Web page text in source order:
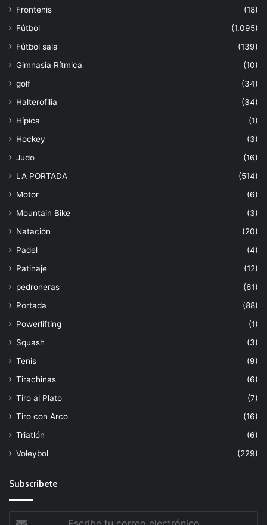
Frontenis
(18)
Fútbol
(1.095)
Fútbol sala
(139)
Gimnasia Rítmica
(10)
golf
(34)
Halterofilia
(34)
Hípica
(1)
Hockey
(3)
Judo
(16)
LA PORTADA
(514)
Motor
(6)
Mountain Bike
(3)
Natación
(20)
Padel
(4)
Patinaje
(12)
pedroneras
(61)
Portada
(88)
Powerlifting
(1)
Squash
(3)
Tenis
(9)
Tirachinas
(6)
Tiro al Plato
(7)
Tiro con Arco
(16)
Triatlón
(6)
Voleybol
(229)
Subscribete